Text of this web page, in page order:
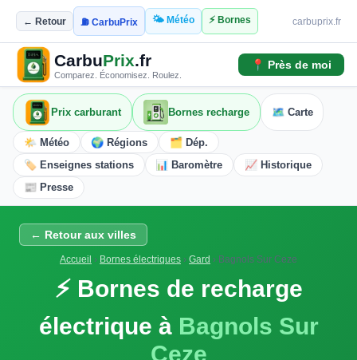
← Retour ⛽ CarbuPrix 🌤️ Météo ⚡ Bornes carbuprix.fr
CarbuPrix.fr
Comparez. Économisez. Roulez.
📍 Près de moi
Prix carburant Bornes recharge 🗺️ Carte
🌤️ Météo 🌍 Régions
🗂️ Dép.
🏷️ Enseignes stations
📊 Baromètre
📈 Historique
📰 Presse
← Retour aux villes
Accueil › Bornes électriques › Gard › Bagnols Sur Ceze
⚡ Bornes de recharge
électrique à Bagnols Sur
Ceze